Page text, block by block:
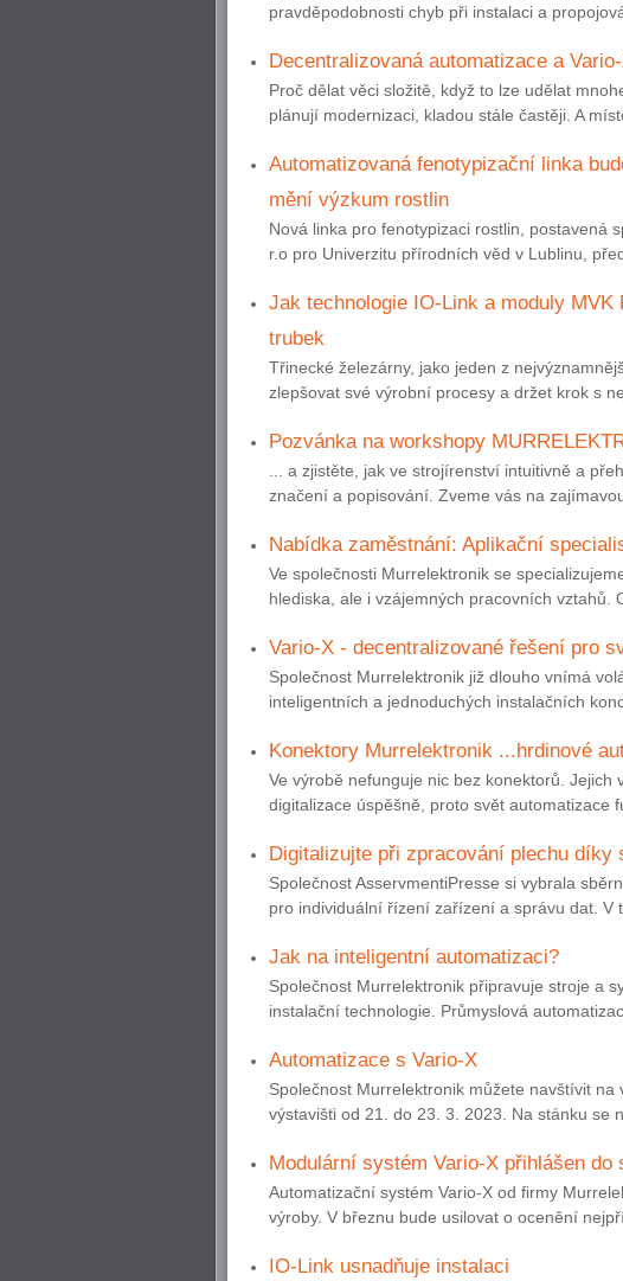
pravděpodobnosti chyb při instalaci a
Decentralizovaná automatizace a
Proč dělat věci složitě, když to lze udělat
plánují modernizaci, kladou stále častěji. A
Automatizovaná fenotypizační linka
mění výzkum rostlin
Nová linka pro fenotypizaci rostlin, postavená
r.o pro Univerzitu přírodních věd v Lublinu,
Jak technologie IO-Link a moduly
trubek
Třinecké železárny, jako jeden z
zlepšovat své výrobní procesy a držet krok s
Pozvánka na workshopy
... a zjistěte, jak ve strojírenství intuitivně a
značení a popisování. Zveme vás na
Nabídka zaměstnání: Aplikační
Ve společnosti Murrelektronik se
hlediska, ale i vzájemných pracovních vztahů.
Vario-X - decentralizované řešení pro
Společnost Murrelektronik již dlouho vnímá
inteligentních a jednoduchých instalačních
Konektory Murrelektronik ...hrdinové
Ve výrobě nefunguje nic bez konektorů.
digitalizace úspěšně, proto svět automatizace
Digitalizujte při zpracování plechu díky
Společnost AsservmentiPresse si vybrala
pro individuální řízení zařízení a správu dat. V
Jak na inteligentní automatizaci?
Společnost Murrelektronik připravuje stroje a
instalační technologie. Průmyslová
Automatizace s Vario-X
Společnost Murrelektronik můžete navštívit
výstavišti od 21. do 23. 3. 2023. Na stánku se
Modulární systém Vario-X přihlášen do
Automatizační systém Vario-X od firmy
výroby. V březnu bude usilovat o ocenění
IO-Link usnadňuje instalaci